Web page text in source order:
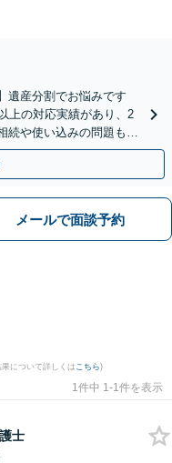
遺産分割でお悩みです
上の対応実績があり、2
続や使い込みの問題も分
付中
メールで面談予約
について詳しくは こちら)
1件中 1-1件を表示
士